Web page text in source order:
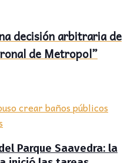
decisión arbitraria de
de Metropol”
Parque Saavedra: la